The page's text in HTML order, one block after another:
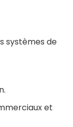
systèmes de
et